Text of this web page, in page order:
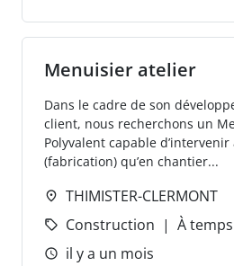
Menuisier atelier
Dans le cadre de son
client, nous recherchons un
Polyvalent capable
(fabrication) qu’en chantier...
THIMISTER-CLERMONT
Construction
À
il y a un mois